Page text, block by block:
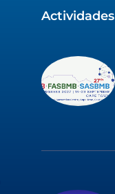
Actividades